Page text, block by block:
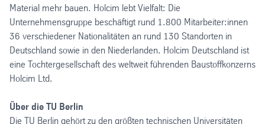
Material mehr bauen. Holcim lebt Vielfalt: Die
Unternehmensgruppe beschäftigt rund 1.800 Mitarbeiter:innen
36 verschiedener Nationalitäten an rund 130 Standorten in
Deutschland sowie in den Niederlanden. Holcim Deutschland ist
eine Tochtergesellschaft des weltweit führenden Baustoffkonzerns
Holcim Ltd.
Über die TU Berlin
Die TU Berlin gehört zu den größten technischen Universitäten